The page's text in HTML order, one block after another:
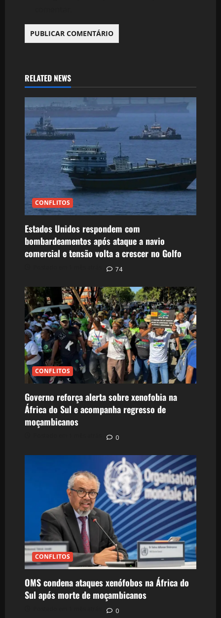
RELATED NEWS
CONFLITOS
Estados Unidos respondem com
bombardeamentos após ataque a navio
comercial e tensão volta a crescer no Golfo
74
CONFLITOS
Governo reforça alerta sobre xenofobia na
África do Sul e acompanha regresso de
moçambicanos
0
CONFLITOS
OMS condena ataques xenófobos na África do
Sul após morte de moçambicanos
0